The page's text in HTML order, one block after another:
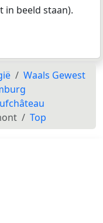
in beeld staan).
Waals Gewest
Top